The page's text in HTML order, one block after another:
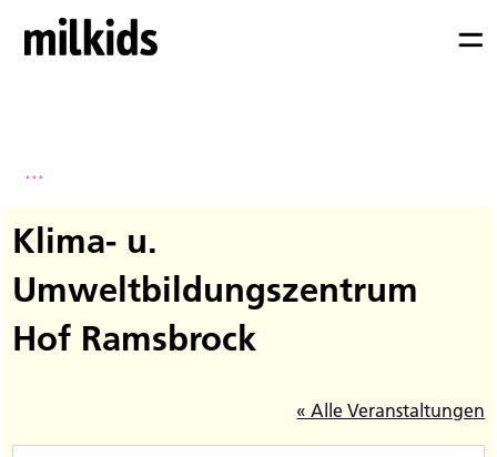
...
Klima- u.
Umweltbildungszentrum
Hof Ramsbrock
« Alle Veranstaltungen